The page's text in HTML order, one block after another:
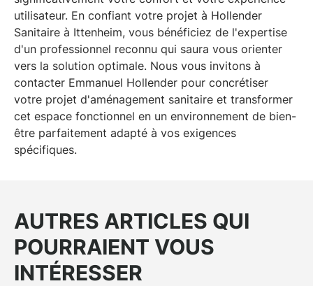
utilisateur. En confiant votre projet à Hollender
Sanitaire à Ittenheim, vous bénéficiez de l'expertise
d'un professionnel reconnu qui saura vous orienter
vers la solution optimale. Nous vous invitons à
contacter Emmanuel Hollender pour concrétiser
votre projet d'aménagement sanitaire et transformer
cet espace fonctionnel en un environnement de bien-
être parfaitement adapté à vos exigences
spécifiques.
AUTRES ARTICLES QUI
POURRAIENT VOUS
INTÉRESSER